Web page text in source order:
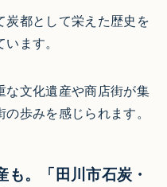
炭都として栄えた歴史を
ます。
な文化遺産や商店街が集
歩みを感じられます。
も。「田川市石炭・